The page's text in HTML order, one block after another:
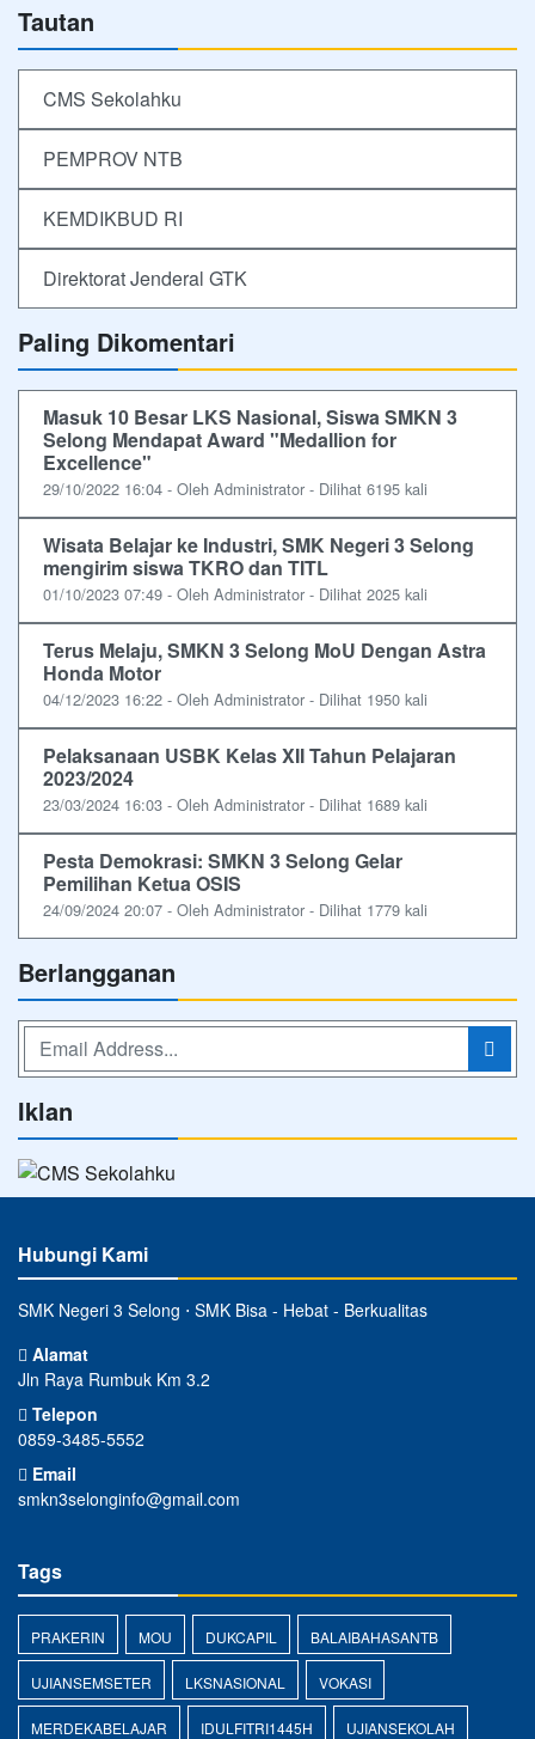
Tautan
CMS Sekolahku
PEMPROV NTB
KEMDIKBUD RI
Direktorat Jenderal GTK
Paling Dikomentari
Masuk 10 Besar LKS Nasional, Siswa SMKN 3
Selong Mendapat Award "Medallion for
Excellence"
29/10/2022 16:04 - Oleh Administrator - Dilihat 6195 kali
Wisata Belajar ke Industri, SMK Negeri 3 Selong
mengirim siswa TKRO dan TITL
01/10/2023 07:49 - Oleh Administrator - Dilihat 2025 kali
Terus Melaju, SMKN 3 Selong MoU Dengan Astra
Honda Motor
04/12/2023 16:22 - Oleh Administrator - Dilihat 1950 kali
Pelaksanaan USBK Kelas XII Tahun Pelajaran
2023/2024
23/03/2024 16:03 - Oleh Administrator - Dilihat 1689 kali
Pesta Demokrasi: SMKN 3 Selong Gelar
Pemilihan Ketua OSIS
24/09/2024 20:07 - Oleh Administrator - Dilihat 1779 kali
Berlangganan
Iklan
Hubungi Kami
SMK Negeri 3 Selong ⋅ SMK Bisa - Hebat - Berkualitas
Alamat
Jln Raya Rumbuk Km 3.2
Telepon
0859-3485-5552
Email
smkn3selonginfo@gmail.com
Tags
PRAKERIN MOU DUKCAPIL BALAIBAHASANTB
UJIANSEMSETER LKSNASIONAL VOKASI
MERDEKABELAJAR IDULFITRI1445H UJIANSEKOLAH